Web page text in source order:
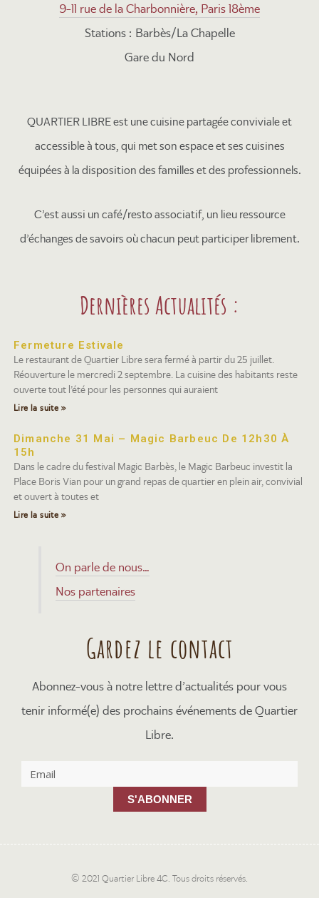
9-11 rue de la Charbonnière, Paris 18ème
Stations : Barbès/La Chapelle
Gare du Nord
QUARTIER LIBRE est une cuisine partagée conviviale et
accessible à tous, qui met son espace et ses cuisines
équipées à la disposition des familles et des professionnels.
C’est aussi un café/resto associatif, un lieu ressource
d’échanges de savoirs où chacun peut participer librement.
Dernières Actualités :
Fermeture Estivale
Le restaurant de Quartier Libre sera fermé à partir du 25 juillet.
Réouverture le mercredi 2 septembre. La cuisine des habitants reste
ouverte tout l’été pour les personnes qui auraient
Lire la suite »
Dimanche 31 Mai – Magic Barbeuc De 12h30 À
15h
Dans le cadre du festival Magic Barbès, le Magic Barbeuc investit la
Place Boris Vian pour un grand repas de quartier en plein air, convivial
et ouvert à toutes et
Lire la suite »
On parle de nous…
Nos partenaires
Gardez le contact
Abonnez-vous à notre lettre d’actualités pour vous
tenir informé(e) des prochains événements de Quartier
Libre.
S'ABONNER
© 2021 Quartier Libre 4C. Tous droits réservés.